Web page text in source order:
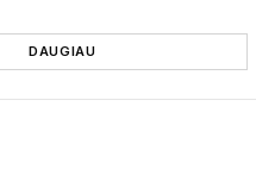
DAUGIAU